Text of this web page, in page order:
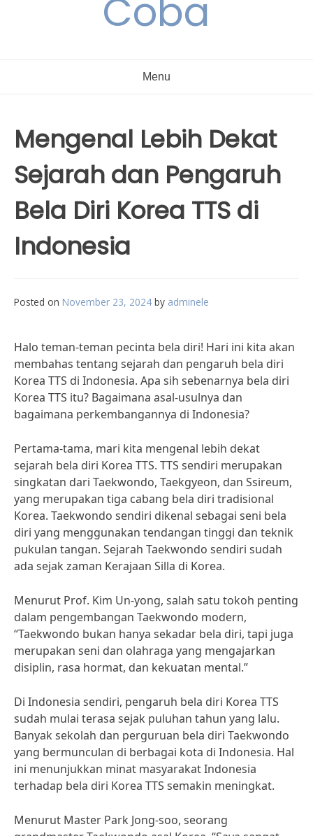
Coba
Menu
Mengenal Lebih Dekat
Sejarah dan Pengaruh
Bela Diri Korea TTS di
Indonesia
Posted on November 23, 2024 by adminele
Halo teman-teman pecinta bela diri! Hari ini kita akan
membahas tentang sejarah dan pengaruh bela diri
Korea TTS di Indonesia. Apa sih sebenarnya bela diri
Korea TTS itu? Bagaimana asal-usulnya dan
bagaimana perkembangannya di Indonesia?
Pertama-tama, mari kita mengenal lebih dekat
sejarah bela diri Korea TTS. TTS sendiri merupakan
singkatan dari Taekwondo, Taekgyeon, dan Ssireum,
yang merupakan tiga cabang bela diri tradisional
Korea. Taekwondo sendiri dikenal sebagai seni bela
diri yang menggunakan tendangan tinggi dan teknik
pukulan tangan. Sejarah Taekwondo sendiri sudah
ada sejak zaman Kerajaan Silla di Korea.
Menurut Prof. Kim Un-yong, salah satu tokoh penting
dalam pengembangan Taekwondo modern,
“Taekwondo bukan hanya sekadar bela diri, tapi juga
merupakan seni dan olahraga yang mengajarkan
disiplin, rasa hormat, dan kekuatan mental.”
Di Indonesia sendiri, pengaruh bela diri Korea TTS
sudah mulai terasa sejak puluhan tahun yang lalu.
Banyak sekolah dan perguruan bela diri Taekwondo
yang bermunculan di berbagai kota di Indonesia. Hal
ini menunjukkan minat masyarakat Indonesia
terhadap bela diri Korea TTS semakin meningkat.
Menurut Master Park Jong-soo, seorang